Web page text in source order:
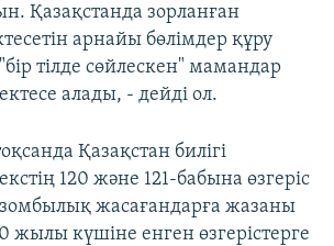
Қазақстанда зорланған
арнайы бөлімдер құру
тілде сөйлескен" мамандар
алады, - дейді ол.
Қазақстан билігі
120 және 121-бабына өзгеріс
зомбылық жасағандарға жазаны
жылы күшіне енген өзгерістерге